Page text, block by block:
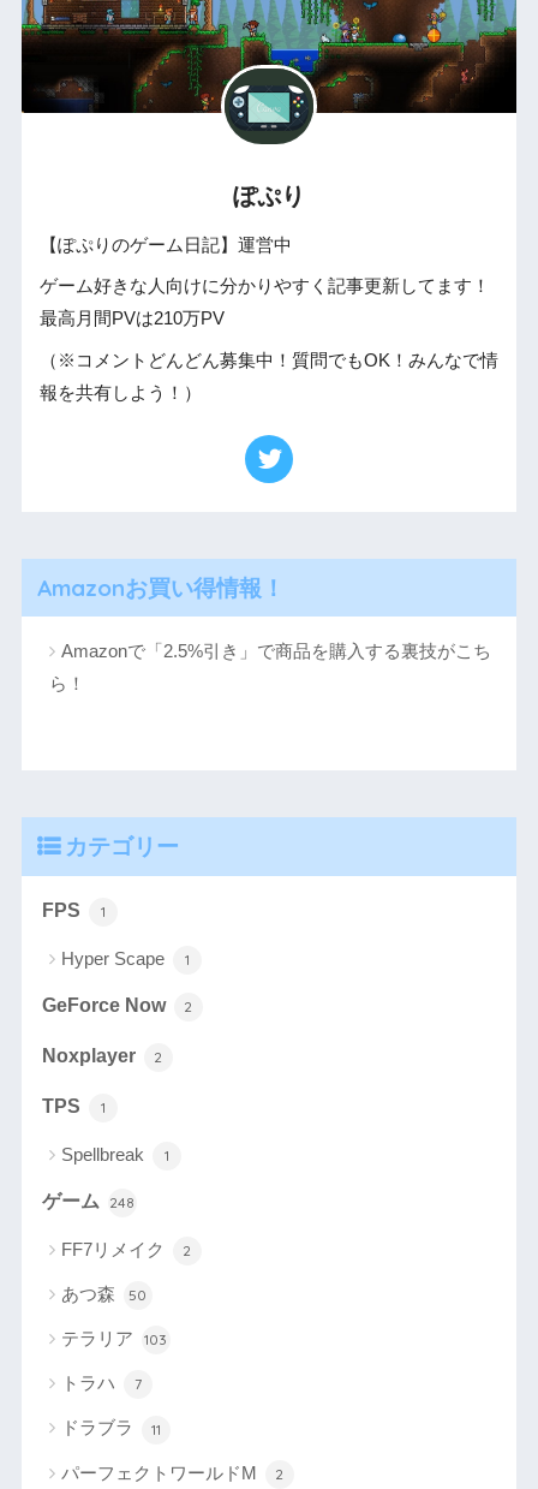
ぽぷり
【ぽぷりのゲーム日記】運営中
ゲーム好きな人向けに分かりやすく記事更新してます！
最高月間PVは210万PV
（※コメントどんどん募集中！質問でもOK！みんなで情
報を共有しよう！）
Amazonお買い得情報！
Amazonで「2.5%引き」で商品を購入する裏技がこち
ら！
カテゴリー
FPS 1
Hyper Scape 1
GeForce Now 2
Noxplayer 2
TPS 1
Spellbreak 1
ゲーム 248
FF7リメイク 2
あつ森 50
テラリア 103
トラハ 7
ドラブラ 11
パーフェクトワールドM 2